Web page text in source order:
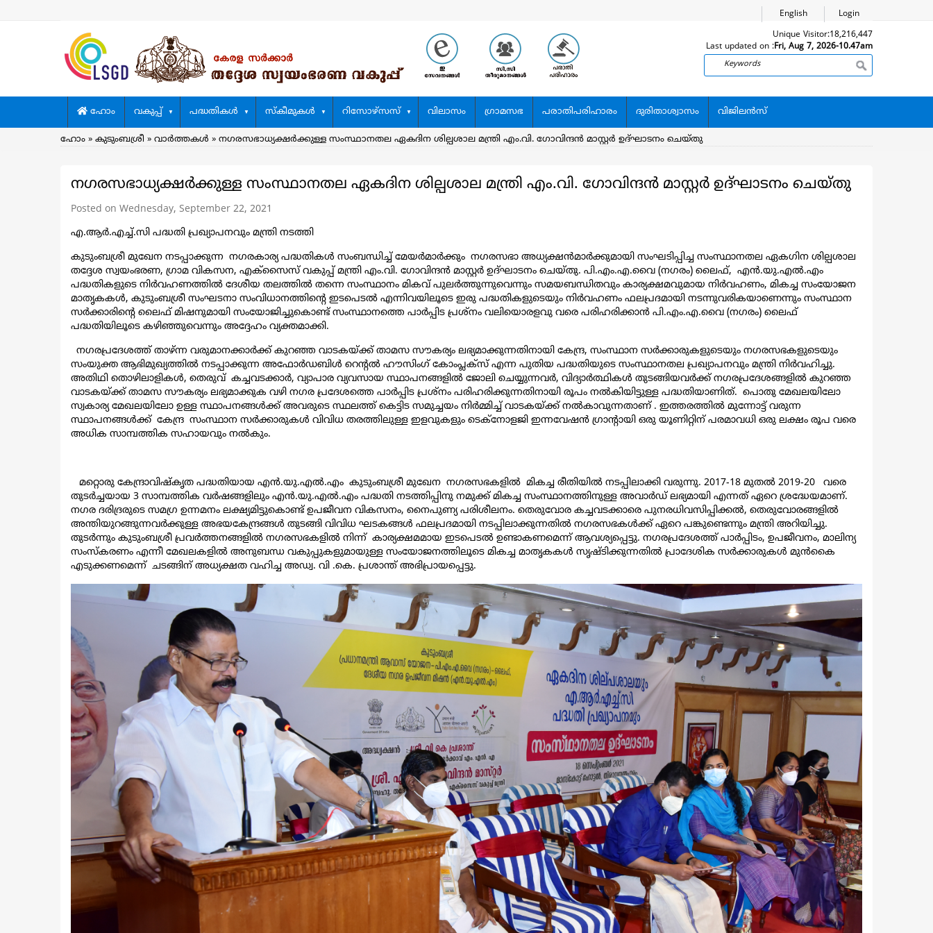
Login
English
Unique Visitor:18,216,447
Last updated on :Fri, Aug 7, 2026-10.47am
Search
Main
navigation
ഹോം വകുപ്പ് പദ്ധതികള്‍ സ്കീമുകള്‍ റിസോഴ്സസ് വിലാസം ഗ്രാമസഭ പരാതിപരിഹാരം ദുരിതാശ്വാസം വിജിലന്‍സ്
Breadcrumb
ഹോം കുടുംബശ്രീ വാര്‍ത്തകള്‍ നഗരസഭാധ്യക്ഷർക്കുള്ള സംസ്ഥാനതല ഏകദിന ശില്പശാല മന്ത്രി എം.വി. ​ഗോവിന്ദൻ മാസ്റ്റർ ഉദ്ഘാടനം ചെയ്തു
നഗരസഭാധ്യക്ഷർക്കുള്ള സംസ്ഥാനതല ഏകദിന ശില്പശാല മന്ത്രി എം.വി. ​ഗോവിന്ദൻ മാസ്റ്റർ ഉദ്ഘാടനം ചെയ്തു
Posted on Wednesday, September 22, 2021
എ.ആർ.എച്ച്.സി പദ്ധതി പ്രഖ്യാപനവും മന്ത്രി നടത്തി
കുടുംബശ്രീ മുഖേന നടപ്പാക്കുന്ന നഗരകാര്യ പദ്ധതികൾ സംബന്ധിച്ച് മേയർമാർക്കും നഗരസഭാ അധ്യക്ഷൻമാർക്കുമായി സംഘടിപ്പിച്ച സംസ്ഥാനതല ഏക​ഗിന ശില്പശാല
തദ്ദേശ സ്വയംഭരണ, ഗ്രാമ വികസന, എക്സൈസ് വകുപ്പ് മന്ത്രി എം.വി. ഗോവിന്ദൻ മാസ്റ്റർ ഉദ്ഘാടനം ചെയ്തു. പി.എം.എ.വൈ (നഗരം) ലൈഫ്, എൻ.യു.എൽ.എം
പദ്ധതികളുടെ നിർവഹണത്തിൽ ദേശീയ തലത്തിൽ തന്നെ സംസ്ഥാനം മികവ് പുലർത്തുന്നുവെന്നും സമയബന്ധിതവും കാര്യക്ഷമവുമായ നിർവഹണം, മികച്ച സംയോജന
മാതൃകകൾ, കുടുംബശ്രീ സംഘടനാ സംവിധാനത്തിന്റെ ഇടപെടൽ എന്നിവയിലൂടെ ഇരു പദ്ധതികളുടെയും നിർവഹണം ഫലപ്രദമായി നടന്നുവരികയാണെന്നും സംസ്ഥാന
സർക്കാരിന്റെ ലൈഫ് മിഷനുമായി സംയോജിച്ചുകൊണ്ട് സംസ്ഥാനത്തെ പാർപ്പിട പ്രശ്നം വലിയൊരളവു വരെ പരിഹരിക്കാൻ പി.എം.എ.വൈ (നഗരം) ലൈഫ്
പദ്ധതിയിലൂടെ കഴിഞ്ഞുവെന്നും അദ്ദേഹം വ്യക്തമാക്കി.
നഗരപ്രദേശത്ത് താഴ്ന്ന വരുമാനക്കാർക്ക് കുറഞ്ഞ വാടകയ്ക്ക് താമസ സൗകര്യം ലഭ്യമാക്കുന്നതിനായി കേന്ദ്ര, സംസ്ഥാന സർക്കാരുകളുടെയും നഗരസഭകളുടെയും
സംയുക്ത ആഭിമുഖ്യത്തിൽ നടപ്പാക്കുന്ന അഫോർഡബിൾ റെന്റൽ ഹൗസിംഗ് കോംപ്ലക്സ് എന്ന പുതിയ പദ്ധതിയുടെ സംസ്ഥാനതല പ്രഖ്യാപനവും മന്ത്രി നിർവഹിച്ചു.
അതിഥി തൊഴിലാളികൾ, തെരുവ് കച്ചവടക്കാർ, വ്യാപാര വ്യവസായ സ്ഥാപനങ്ങളിൽ ജോലി ചെയ്യുന്നവർ, വിദ്യാർത്ഥികൾ തുടങ്ങിയവർക്ക് നഗരപ്രദേശങ്ങളിൽ കുറഞ്ഞ
വാടകയ്ക്ക് താമസ സൗകര്യം ലഭ്യമാക്കുക വഴി നഗര പ്രദേശത്തെ പാർപ്പിട പ്രശ്നം പരിഹരിക്കുന്നതിനായി രൂപം നൽകിയിട്ടുള്ള പദ്ധതിയാണിത്. പൊതു മേഖലയിലോ
സ്വകാര്യ മേഖലയിലോ ഉള്ള സ്ഥാപനങ്ങൾക്ക് അവരുടെ സ്ഥലത്ത് കെട്ടിട സമുച്ചയം നിർമ്മിച്ച് വാടകയ്ക്ക് നൽകാവുന്നതാണ് . ഇത്തരത്തിൽ മുന്നോട്ട് വരുന്ന
സ്ഥാപനങ്ങൾക്ക് കേന്ദ്ര സംസ്ഥാന സർക്കാരുകൾ വിവിധ തരത്തിലുള്ള ഇളവുകളും ടെക്നോളജി ഇന്നവേഷൻ ഗ്രാന്റായി ഒരു യൂണിറ്റിന് പരമാവധി ഒരു ലക്ഷം രൂപ വരെ
അധിക സാമ്പത്തിക സഹായവും നൽകും.
മറ്റൊരു കേന്ദ്രാവിഷ്കൃത പദ്ധതിയായ എൻ.യു.എൽ.എം കുടുംബശ്രീ മുഖേന നഗരസഭകളിൽ മികച്ച രീതിയിൽ നടപ്പിലാക്കി വരുന്നു. 2017-18 മുതൽ 2019-20 വരെ
തുടർച്ചയായ 3 സാമ്പത്തിക വർഷങ്ങളിലും എൻ.യു.എൽ.എം പദ്ധതി നടത്തിപ്പിനു നമുക്ക് മികച്ച സംസ്ഥാനത്തിനുള്ള അവാർഡ് ലഭ്യമായി എന്നത് ഏറെ ശ്രദ്ധേയമാണ്.
നഗര ദരിദ്രരുടെ സമഗ്ര ഉന്നമനം ലക്ഷ്യമിട്ടുകൊണ്ട് ഉപജീവന വികസനം, നൈപുണ്യ പരിശീലനം. തെരുവോര കച്ചവടക്കാരെ പുനരധിവസിപ്പിക്കൽ, തെരുവോരങ്ങളിൽ
അന്തിയുറങ്ങുന്നവർക്കുള്ള അഭയകേന്ദ്രങ്ങൾ തുടങ്ങി വിവിധ ഘടകങ്ങൾ ഫലപ്രദമായി നടപ്പിലാക്കുന്നതിൽ നഗരസഭകൾക്ക് ഏറെ പങ്കുണ്ടെന്നും മന്ത്രി അറിയിച്ചു.
തുടർന്നും കുടുംബശ്രീ പ്രവർത്തനങ്ങളിൽ നഗരസഭകളിൽ നിന്ന് കാര്യക്ഷമമായ ഇടപെടൽ ഉണ്ടാകണമെന്ന് ആവശ്യപ്പെട്ടു. നഗരപ്രദേശത്ത് പാർപ്പിടം, ഉപജീവനം, മാലിന്യ
സംസ്കരണം എന്നീ മേഖലകളിൽ അനുബന്ധ വകുപ്പുകളുമായുള്ള സംയോജനത്തിലൂടെ മികച്ച മാതൃകകൾ സൃഷ്ടിക്കുന്നതിൽ പ്രാദേശിക സർക്കാരുകൾ മുൻകൈ
എടുക്കണമെന്ന് ചടങ്ങിന് അധ്യക്ഷത വഹിച്ച അഡ്വ. വി .കെ. പ്രശാന്ത് അഭിപ്രായപ്പെട്ടു.